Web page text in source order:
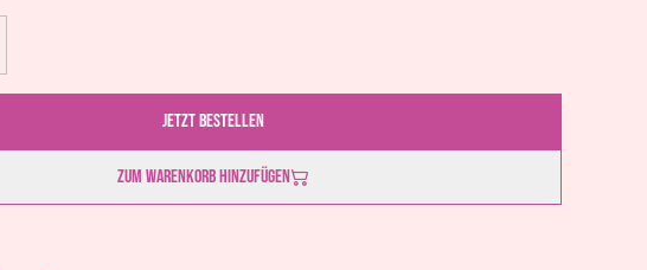
Jetzt bestellen
Zum Warenkorb hinzufügen